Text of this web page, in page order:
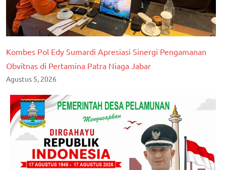
Kombes Pol Edy Sumardi Apresiasi Sinergi Pengamanan
Obvitnas di Pertamina Patra Niaga Jabar
Agustus 5, 2026